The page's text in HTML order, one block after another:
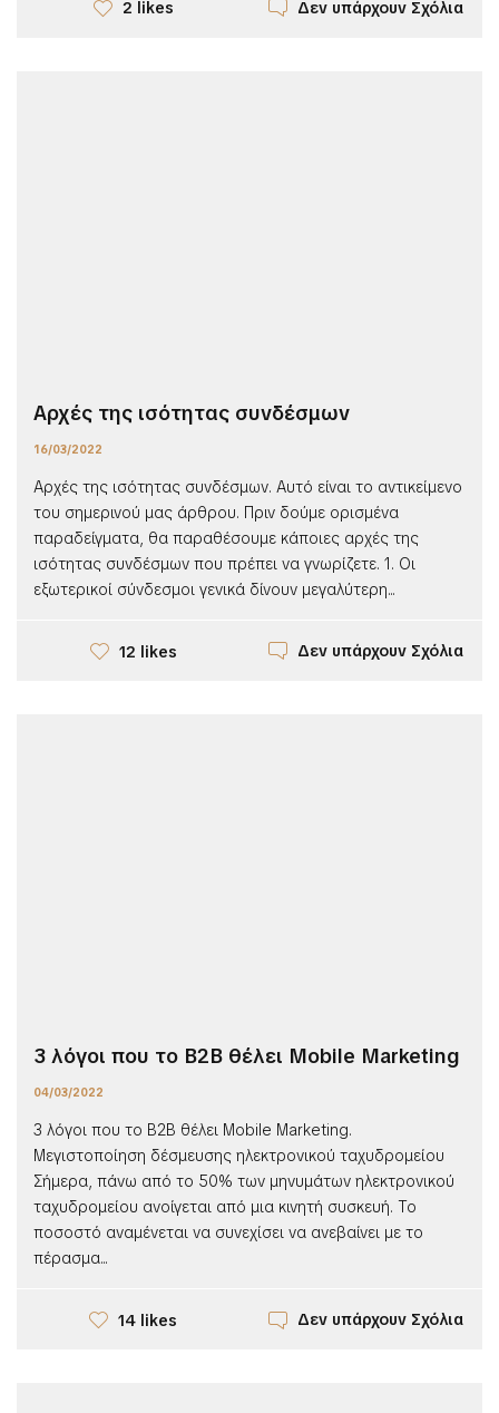
2 likes Δεν υπάρχουν Σχόλια
Αρχές της ισότητας συνδέσμων
16/03/2022
Αρχές της ισότητας συνδέσμων. Αυτό είναι το αντικείμενο
του σημερινού μας άρθρου. Πριν δούμε ορισμένα
παραδείγματα, θα παραθέσουμε κάποιες αρχές της
ισότητας συνδέσμων που πρέπει να γνωρίζετε. 1. Οι
εξωτερικοί σύνδεσμοι γενικά δίνουν μεγαλύτερη...
12 likes Δεν υπάρχουν Σχόλια
3 λόγοι που το Β2Β θέλει Μobile Μarketing
04/03/2022
3 λόγοι που το Β2Β θέλει Μobile Μarketing.
Μεγιστοποίηση δέσμευσης ηλεκτρονικού ταχυδρομείου
Σήμερα, πάνω από το 50% των μηνυμάτων ηλεκτρονικού
ταχυδρομείου ανοίγεται από μια κινητή συσκευή. Το
ποσοστό αναμένεται να συνεχίσει να ανεβαίνει με το
πέρασμα...
14 likes Δεν υπάρχουν Σχόλια